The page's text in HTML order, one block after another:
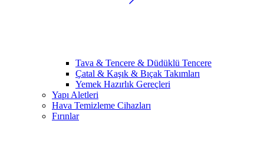
Tava & Tencere & Düdüklü Tencere
Çatal & Kaşık & Bıçak Takımları
Yemek Hazırlık Gereçleri
Yapı Aletleri
Hava Temizleme Cihazları
Fırınlar